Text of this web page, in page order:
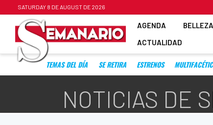
SATURDAY 8 DE AUGUST DE 2026
AGENDA BELLEZA
ACTUALIDAD
TEMAS DEL DÍA SE RETIRA ESTRENOS
NOTICIAS DE